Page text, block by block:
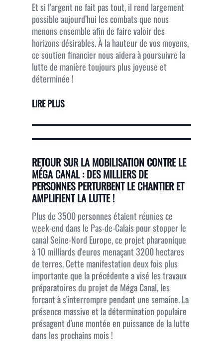
Et si l’argent ne fait pas tout, il rend largement
possible aujourd’hui les combats que nous
menons ensemble afin de faire valoir des
horizons désirables. À la hauteur de vos moyens,
ce soutien financier nous aidera à poursuivre la
lutte de manière toujours plus joyeuse et
déterminée !
LIRE PLUS
RETOUR SUR LA MOBILISATION CONTRE LE
MÉGA CANAL : DES MILLIERS DE
PERSONNES PERTURBENT LE CHANTIER ET
AMPLIFIENT LA LUTTE !
Plus de 3500 personnes étaient réunies ce
week-end dans le Pas-de-Calais pour stopper le
canal Seine-Nord Europe, ce projet pharaonique
à 10 milliards d'euros menaçant 3200 hectares
de terres. Cette manifestation deux fois plus
importante que la précédente a visé les travaux
préparatoires du projet de Méga Canal, les
forcant à s'interrompre pendant une semaine. La
présence massive et la détermination populaire
présagent d'une montée en puissance de la lutte
dans les prochains mois !